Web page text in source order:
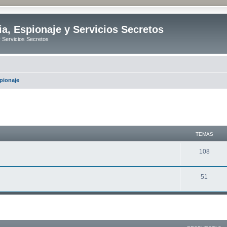
Espionaje y Servicios Secretos
Servicios Secretos
TEMAS
108T
a
51